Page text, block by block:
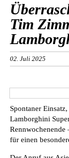
Tim
02. Juli 2025
Spontaner
Lamborghini
Rennwochenende
für einen